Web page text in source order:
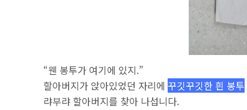
“웬 봉투가 여기에 있지.”
할아버지가 앉아있었던 자리에 꾸깃꾸깃한 흰 봉투
랴부랴 할아버지를 찾아 나섭니다.